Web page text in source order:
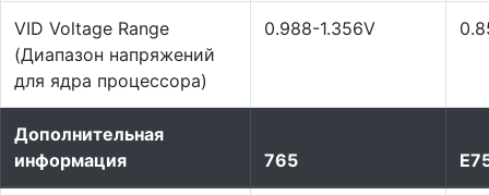
VID Voltage Range
(Диапазон напряжений
для ядра процессора)
0.988-1.356V
Дополнительная
информация
765